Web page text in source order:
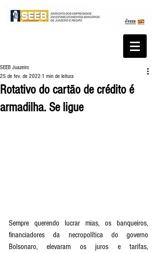
Rotativo do cartão de crédito é
armadilha. Se ligue
SEEB Juazeiro
25 de fev. de 2022 1 min de leitura
Sempre querendo lucrar mias, os banqueiros,
financiadores da necropolítica do governo
Bolsonaro, elevaram os juros e tarifas,